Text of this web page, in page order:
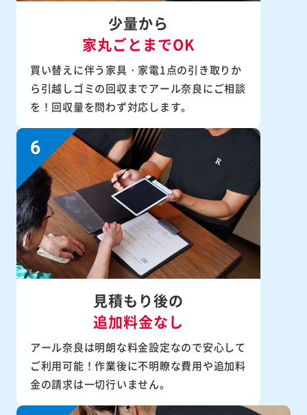
少量から
家丸ごとまでOK
買い替えに伴う家具・家電1点の引き取りか
ら引越しゴミの回収までアール奈良にご相談
を！回収量を問わず対応します。
見積もり後の
追加料金なし
アール奈良は明朗な料金設定なので安心して
ご利用可能！作業後に不明瞭な費用や追加料
金の請求は一切行いません。